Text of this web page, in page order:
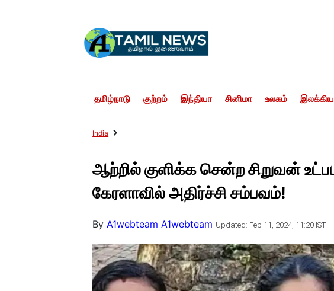
தமிழ்நாடு குற்றம் இந்தியா சினிமா உலகம்
India
ஆற்றில் குளிக்க சென்ற சிறுவன் உட்பட
கேரளாவில் அதிர்ச்சி சம்பவம்!
ByA1webteam A1webteam Updated: Feb 11, 2024, 11:20 IST